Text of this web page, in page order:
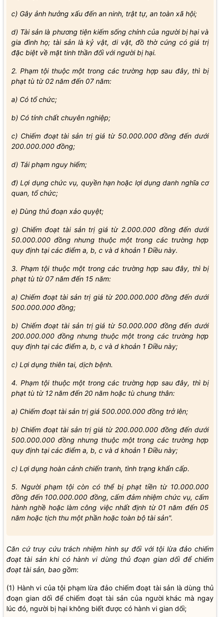
c) Gây ảnh hưởng xấu đến an ninh, trật tự, an toàn xã hội;
d) Tài sản là phương tiện kiếm sống chính của người bị hại và
gia đình họ; tài sản là kỷ vật, di vật, đồ thờ cúng có giá trị
đặc biệt về mặt tinh thần đối với người bị hại.
2. Phạm tội thuộc một trong các trường hợp sau đây, thì bị
phạt tù từ 02 năm đến 07 năm:
a) Có tổ chức;
b) Có tính chất chuyên nghiệp;
c) Chiếm đoạt tài sản trị giá từ 50.000.000 đồng đến dưới
200.000.000 đồng;
d) Tái phạm nguy hiểm;
đ) Lợi dụng chức vụ, quyền hạn hoặc lợi dụng danh nghĩa cơ
quan, tổ chức;
e) Dùng thủ đoạn xảo quyệt;
g) Chiếm đoạt tài sản trị giá từ 2.000.000 đồng đến dưới
50.000.000 đồng nhưng thuộc một trong các trường hợp
quy định tại các điểm a, b, c và d khoản 1 Điều này.
3. Phạm tội thuộc một trong các trường hợp sau đây, thì bị
phạt tù từ 07 năm đến 15 năm:
a) Chiếm đoạt tài sản trị giá từ 200.000.000 đồng đến dưới
500.000.000 đồng;
b) Chiếm đoạt tài sản trị giá từ 50.000.000 đồng đến dưới
200.000.000 đồng nhưng thuộc một trong các trường hợp
quy định tại các điểm a, b, c và d khoản 1 Điều này;
c) Lợi dụng thiên tai, dịch bệnh.
4. Phạm tội thuộc một trong các trường hợp sau đây, thì bị
phạt tù từ 12 năm đến 20 năm hoặc tù chung thân:
a) Chiếm đoạt tài sản trị giá 500.000.000 đồng trở lên;
b) Chiếm đoạt tài sản trị giá từ 200.000.000 đồng đến dưới
500.000.000 đồng nhưng thuộc một trong các trường hợp
quy định tại các điểm a, b, c và d khoản 1 Điều này;
c) Lợi dụng hoàn cảnh chiến tranh, tình trạng khẩn cấp.
5. Người phạm tội còn có thể bị phạt tiền từ 10.000.000
đồng đến 100.000.000 đồng, cấm đảm nhiệm chức vụ, cấm
hành nghề hoặc làm công việc nhất định từ 01 năm đến 05
năm hoặc tịch thu một phần hoặc toàn bộ tài sản".
Căn cứ truy cứu trách nhiệm hình sự đối với tội lừa đảo chiếm
đoạt tài sản khi có hành vi dùng thủ đoạn gian dối để chiếm
đoạt tài sản, bao gồm:
(1) Hành vi của tội phạm lừa đảo chiếm đoạt tài sản là dùng thủ
đoạn gian dối để chiếm đoạt tài sản của người khác mà ngay
lúc đó, người bị hại không biết được có hành vi gian dối;